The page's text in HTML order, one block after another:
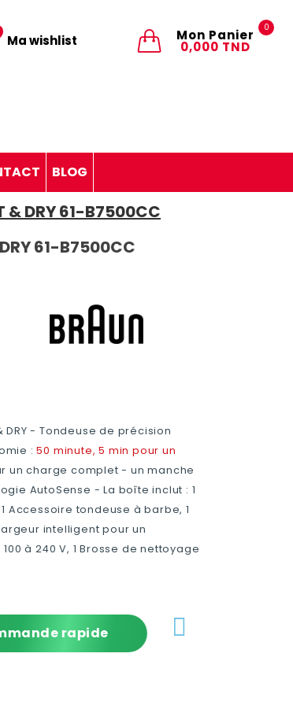
0
Mon Panier
0,000 TND
Ma wishlist
BLOG
& DRY 61-B7500CC
61-B7500CC
DRY - Tondeuse de précision
:50 minute, 5 min pour un
un charge complet - un manche
AutoSense - La boîte inclut : 1
Accessoire tondeuse à barbe, 1
intelligent pour un
à 240 V, 1 Brosse de nettoyage
rapide